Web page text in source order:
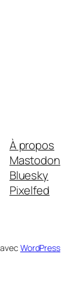
À propos
Mastodon
Bluesky
Pixelfed
WordPress